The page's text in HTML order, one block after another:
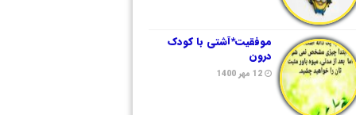
موفقیت*آشتی با کودک
درون
12 مهر 1400